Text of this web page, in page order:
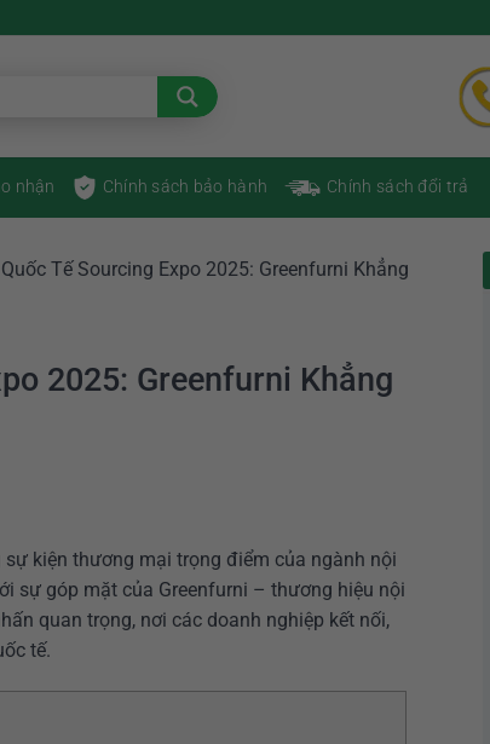
nhận Chính sách bảo hành Chính sách đổi trả
Tế Sourcing Expo 2025: Greenfurni Khẳng
2025: Greenfurni Khẳng
kiện thương mại trọng điểm của ngành nội
sự góp mặt của Greenfurni – thương hiệu nội
quan trọng, nơi các doanh nghiệp kết nối,
tế.